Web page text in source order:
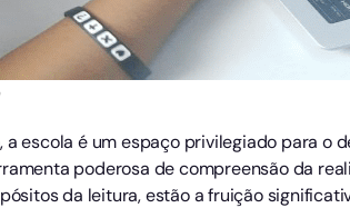
escola é um espaço privilegiado para o
poderosa de compreensão da
da leitura, estão a fruição